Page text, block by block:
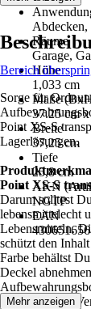
Abdecken,
Räume
Garage,
Höhe
1,033 cm
Maße
37.25 cm
Breite
37,25 cm
Tiefe
25,8 cm
AKN
NGTP
EAN
Bereich
Sorge für
Point XS-S
Lagerlösungen.
Point XS-S
Darum solltest
lebensmittelecht
Lebensmitteln.
schützt den
Farbe behältst
Deckel
einen sicheren
Mehr anzeigen